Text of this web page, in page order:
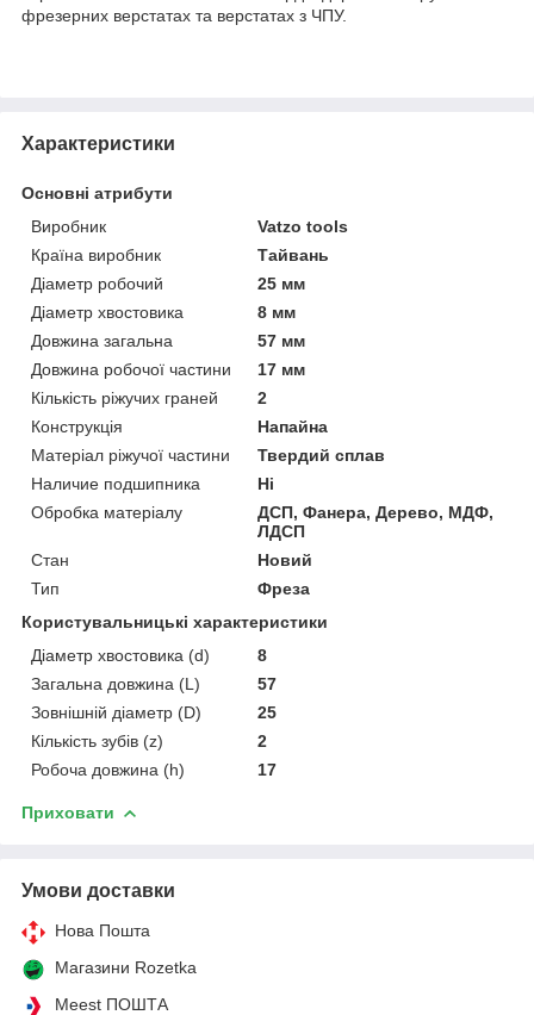
фрезерних верстатах та верстатах з ЧПУ.
Характеристики
Основні атрибути
Виробник
Vatzo tools
Країна виробник
Тайвань
Діаметр робочий
25 мм
Діаметр хвостовика
8 мм
Довжина загальна
57 мм
Довжина робочої частини
17 мм
Кількість ріжучих граней
2
Конструкція
Напайна
Матеріал ріжучої частини
Твердий сплав
Наличие подшипника
Ні
Обробка матеріалу
ДСП, Фанера, Дерево, МДФ,
ЛДСП
Стан
Новий
Тип
Фреза
Користувальницькі характеристики
Діаметр хвостовика (d)
8
Загальна довжина (L)
57
Зовнішній діаметр (D)
25
Кількість зубів (z)
2
Робоча довжина (h)
17
Приховати
Умови доставки
Нова Пошта
Магазини Rozetka
Meest ПОШТА